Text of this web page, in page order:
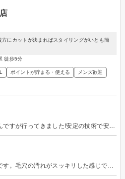
にカットが決まればスタイリングがいとも簡
徒歩5分
ポイントが貯まる・使える メンズ歓迎
２回目です、早く切りたかったんですが行ってきました!安定の技術で安心できます。親切な接客、手入れのアドバイスもいただきました。お店のタブレットでYouTuberを見ながら、寛げました。